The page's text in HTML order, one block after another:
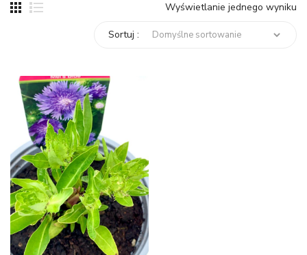
Wyświetlanie jednego wyniku
Sortuj :